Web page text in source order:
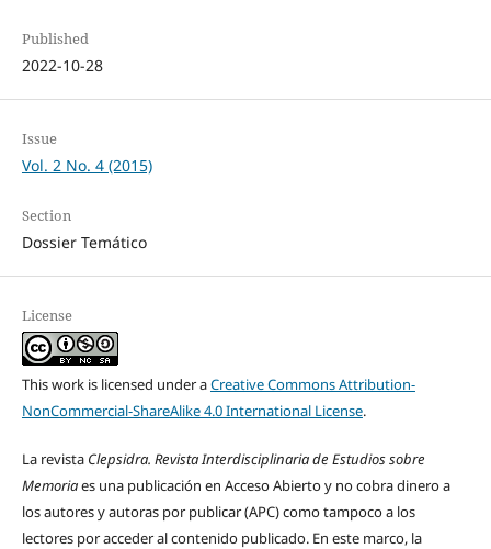
Published
2022-10-28
Issue
Vol. 2 No. 4 (2015)
Section
Dossier Temático
License
This work is licensed under aCreative Commons Attribution-
NonCommercial-ShareAlike 4.0 International License.
La revista Clepsidra. Revista Interdisciplinaria de Estudios sobre
Memoriaes una publicación en Acceso Abierto y no cobra dinero a
los autores y autoras por publicar (APC) como tampoco a los
lectores por acceder al contenido publicado. En este marco, la